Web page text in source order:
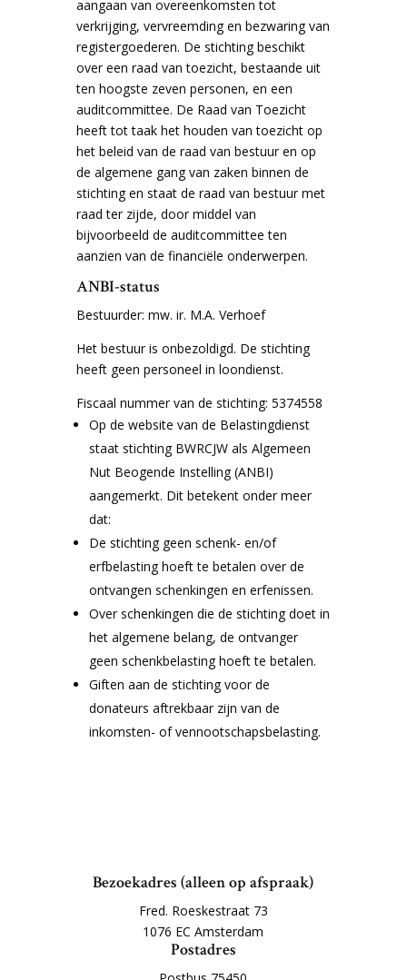
aangaan van overeenkomsten tot
verkrijging, vervreemding en bezwaring van
registergoederen. De stichting beschikt
over een raad van toezicht, bestaande uit
ten hoogste zeven personen, en een
auditcommittee. De Raad van Toezicht
heeft tot taak het houden van toezicht op
het beleid van de raad van bestuur en op
de algemene gang van zaken binnen de
stichting en staat de raad van bestuur met
raad ter zijde, door middel van
bijvoorbeeld de auditcommittee ten
aanzien van de financiële onderwerpen.
ANBI-status
Bestuurder: mw. ir. M.A. Verhoef
Het bestuur is onbezoldigd. De stichting
heeft geen personeel in loondienst.
Fiscaal nummer van de stichting: 5374558
Op de website van de Belastingdienst
staat stichting BWRCJW als Algemeen
Nut Beogende Instelling (ANBI)
aangemerkt. Dit betekent onder meer
dat:
De stichting geen schenk- en/of
erfbelasting hoeft te betalen over de
ontvangen schenkingen en erfenissen.
Over schenkingen die de stichting doet in
het algemene belang, de ontvanger
geen schenkbelasting hoeft te betalen.
Giften aan de stichting voor de
donateurs aftrekbaar zijn van de
inkomsten- of vennootschapsbelasting.
Bezoekadres (alleen op afspraak)
Fred. Roeskestraat 73
1076 EC Amsterdam
Postadres